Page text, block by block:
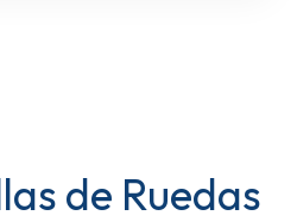
de Ruedas